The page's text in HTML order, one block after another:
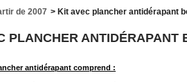
de 2007 > Kit avec plancher antidérapant
PLANCHER ANTIDÉRAPANT
antidérapant comprend :